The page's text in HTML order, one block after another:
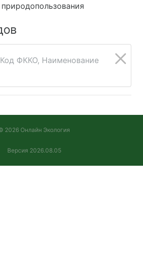
природопользования
ФККО, Наименование
2026 Онлайн Экология
Версия 2026.08.05